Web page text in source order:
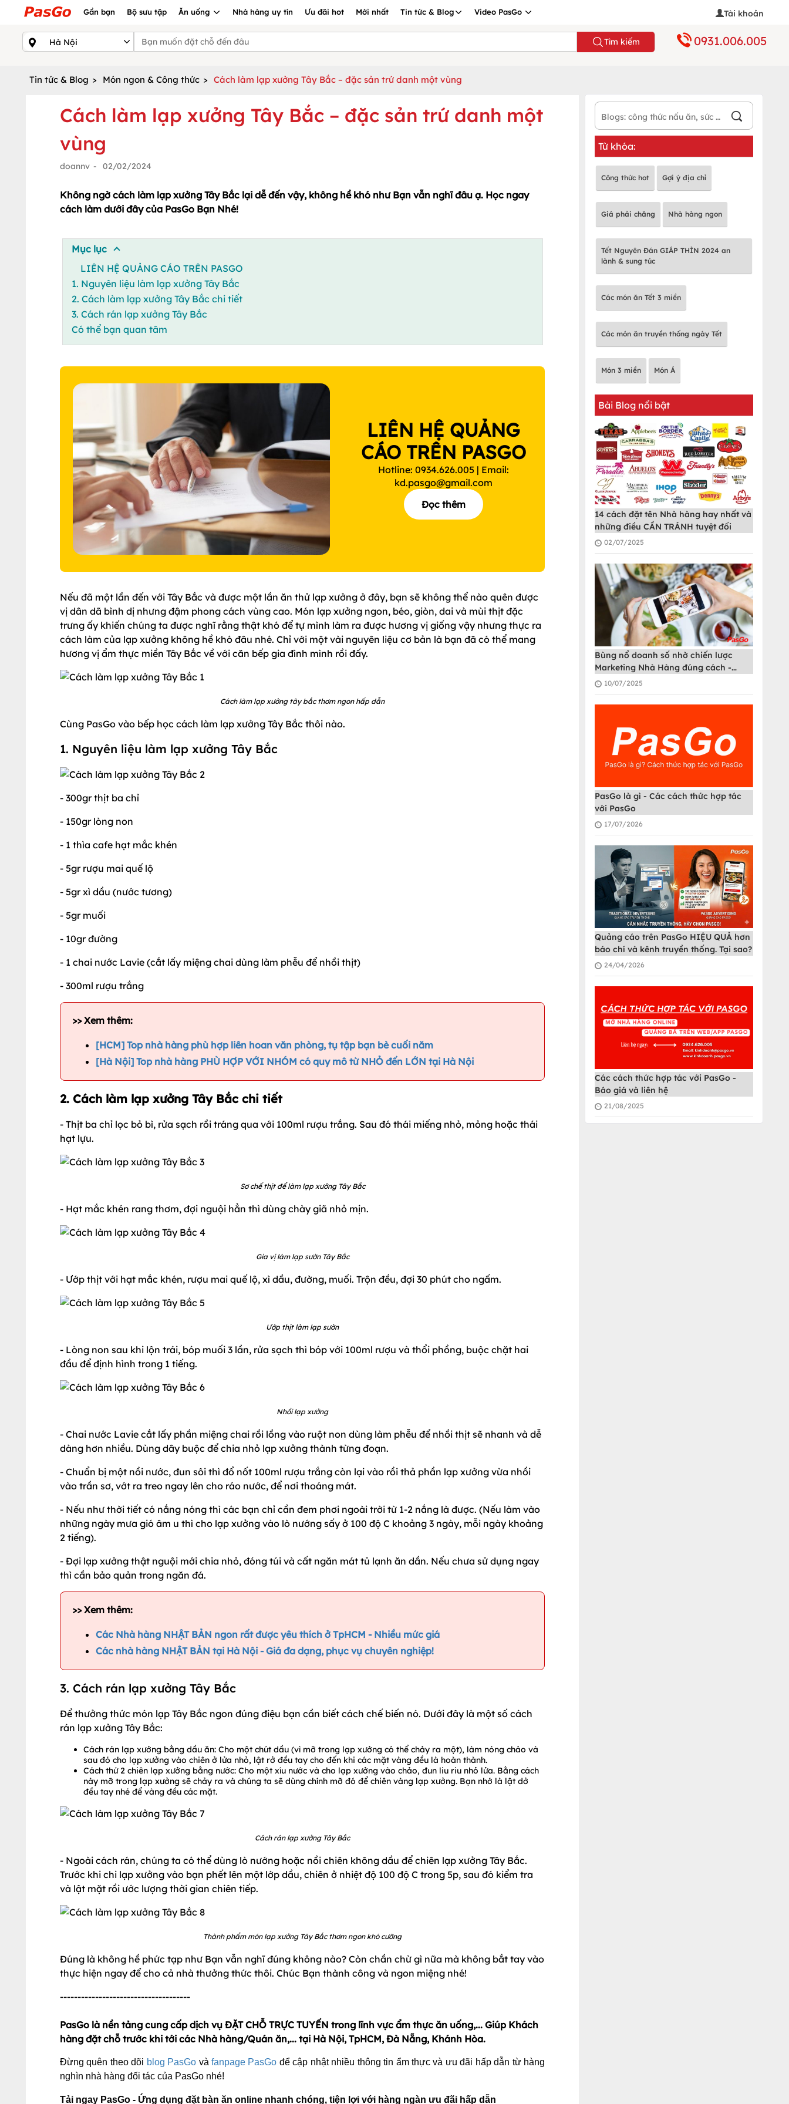
Gần bạn Bộ sưu tập Ăn uống Nhà hàng uy tín Ưu đãi hot Mới nhất Tin tức & Blog Video PasGo Tài khoản
Tìm kiếm 0931.006.005
Tin tức & Blog > Món ngon & Công thức > Cách làm lạp xưởng Tây Bắc – đặc sản trứ danh một vùng
Cách làm lạp xưởng Tây Bắc – đặc sản trứ danh một
vùng
doannv - 02/02/2024
Không ngờ cách làm lạp xưởng Tây Bắc lại dễ đến vậy, không hề khó như Bạn vẫn nghĩ đâu ạ. Học ngay
cách làm dưới đây của PasGo Bạn Nhé!
Mục lục
LIÊN HỆ QUẢNG CÁO TRÊN PASGO
1. Nguyên liệu làm lạp xưởng Tây Bắc
2. Cách làm lạp xưởng Tây Bắc chi tiết
3. Cách rán lạp xưởng Tây Bắc
Có thể bạn quan tâm
LIÊN HỆ QUẢNG
CÁO TRÊN PASGO
Hotline: 0934.626.005 | Email:
kd.pasgo@gmail.com
Đọc thêm
Nếu đã một lần đến với Tây Bắc và được một lần ăn thử lạp xưởng ở đây, bạn sẽ không thể nào quên được
vị dân dã bình dị nhưng đậm phong cách vùng cao. Món lạp xưởng ngon, béo, giòn, dai và mùi thịt đặc
trưng ấy khiến chúng ta được nghĩ rằng thật khó để tự mình làm ra được hương vị giống vậy nhưng thực ra
cách làm của lạp xưởng không hề khó đâu nhé. Chỉ với một vài nguyên liệu cơ bản là bạn đã có thể mang
hương vị ẩm thực miền Tây Bắc về với căn bếp gia đình mình rồi đấy.
Cách làm lạp xưởng tây bắc thơm ngon hấp dẫn
Cùng PasGo vào bếp học cách làm lạp xưởng Tây Bắc thôi nào.
1. Nguyên liệu làm lạp xưởng Tây Bắc
- 300gr thịt ba chỉ
- 150gr lòng non
- 1 thìa cafe hạt mắc khén
- 5gr rượu mai quế lộ
- 5gr xì dầu (nước tương)
- 5gr muối
- 10gr đường
- 1 chai nước Lavie (cắt lấy miệng chai dùng làm phễu để nhồi thịt)
- 300ml rượu trắng
>> Xem thêm:
[HCM] Top nhà hàng phù hợp liên hoan văn phòng, tụ tập bạn bè cuối năm
[Hà Nội] Top nhà hàng PHÙ HỢP VỚI NHÓM có quy mô từ NHỎ đến LỚN tại Hà Nội
2. Cách làm lạp xưởng Tây Bắc chi tiết
- Thịt ba chỉ lọc bỏ bì, rửa sạch rồi tráng qua với 100ml rượu trắng. Sau đó thái miếng nhỏ, mỏng hoặc thái
hạt lựu.
Sơ chế thịt để làm lạp xưởng Tây Bắc
- Hạt mắc khén rang thơm, đợi nguội hẳn thì dùng chày giã nhỏ mịn.
Gia vị làm lạp sườn Tây Bắc
- Ướp thịt với hạt mắc khén, rượu mai quế lộ, xì dầu, đường, muối. Trộn đều, đợi 30 phút cho ngấm.
Ướp thịt làm lạp sườn
- Lòng non sau khi lộn trái, bóp muối 3 lần, rửa sạch thì bóp với 100ml rượu và thổi phồng, buộc chặt hai
đầu để định hình trong 1 tiếng.
Nhồi lạp xưởng
- Chai nước Lavie cắt lấy phần miệng chai rồi lồng vào ruột non dùng làm phễu để nhồi thịt sẽ nhanh và dễ
dàng hơn nhiều. Dùng dây buộc để chia nhỏ lạp xưởng thành từng đoạn.
- Chuẩn bị một nồi nước, đun sôi thì đổ nốt 100ml rượu trắng còn lại vào rồi thả phần lạp xưởng vừa nhồi
vào trần sơ, vớt ra treo ngay lên cho ráo nước, để nơi thoáng mát.
- Nếu như thời tiết có nắng nóng thì các bạn chỉ cần đem phơi ngoài trời từ 1-2 nắng là được. (Nếu làm vào
những ngày mưa gió âm u thì cho lạp xưởng vào lò nướng sấy ở 100 độ C khoảng 3 ngày, mỗi ngày khoảng
2 tiếng).
- Đợi lạp xưởng thật nguội mới chia nhỏ, đóng túi và cất ngăn mát tủ lạnh ăn dần. Nếu chưa sử dụng ngay
thì cần bảo quản trong ngăn đá.
>> Xem thêm:
Các Nhà hàng NHẬT BẢN ngon rất được yêu thích ở TpHCM - Nhiều mức giá
Các nhà hàng NHẬT BẢN tại Hà Nội - Giá đa dạng, phục vụ chuyên nghiệp!
3. Cách rán lạp xưởng Tây Bắc
Để thưởng thức món lạp Tây Bắc ngon đúng điệu bạn cần biết cách chế biến nó. Dưới đây là một số cách
rán lạp xưởng Tây Bắc:
Cách rán lạp xưởng bằng dầu ăn: Cho một chút dầu (vì mỡ trong lạp xưởng có thể chảy ra một), làm nóng chảo và
sau đó cho lạp xưởng vào chiên ở lửa nhỏ, lật rở đều tay cho đến khi các mặt vàng đều là hoàn thành.
Cách thứ 2 chiên lạp xưởng bằng nước: Cho một xíu nước và cho lạp xưởng vào chảo, đun liu riu nhỏ lửa. Bằng cách
này mỡ trong lạp xưởng sẽ chảy ra và chúng ta sẽ dùng chính mỡ đó để chiên vàng lạp xưởng. Bạn nhớ là lật dở
đều tay nhé để vàng đều các mặt.
Cách rán lạp xưởng Tây Bắc
- Ngoài cách rán, chúng ta có thể dùng lò nướng hoặc nồi chiên không dầu để chiên lạp xưởng Tây Bắc.
Trước khi chi lạp xưởng vào bạn phết lên một lớp dầu, chiên ở nhiệt độ 100 độ C trong 5p, sau đó kiểm tra
và lật mặt rồi ước lượng thời gian chiên tiếp.
Thành phẩm món lạp xưởng Tây Bắc thơm ngon khó cưỡng
Đúng là không hề phức tạp như Bạn vẫn nghĩ đúng không nào? Còn chần chừ gì nữa mà không bắt tay vào
thực hiện ngay để cho cả nhà thưởng thức thôi. Chúc Bạn thành công và ngon miệng nhé!
-------------------------------------
PasGo là nền tảng cung cấp dịch vụ ĐẶT CHỖ TRỰC TUYẾN trong lĩnh vực ẩm thực ăn uống,... Giúp Khách
hàng đặt chỗ trước khi tới các Nhà hàng/Quán ăn,... tại Hà Nội, TpHCM, Đà Nẵng, Khánh Hòa.
Đừng quên theo dõi blog PasGo vàfanpage PasGo để cập nhật nhiều thông tin ẩm thực và ưu đãi hấp dẫn từ hàng
nghìn nhà hàng đối tác của PasGo nhé!
Tải ngay PasGo - Ứng dụng đặt bàn ăn online nhanh chóng, tiện lợi với hàng ngàn ưu đãi hấp dẫn
Từ khóa:
Công thức hot Gợi ý địa chỉ
Giá phải chăng Nhà hàng ngon
Tết Nguyên Đán GIÁP THÌN 2024 an
lành & sung túc
Các món ăn Tết 3 miền
Các món ăn truyền thống ngày Tết
Món 3 miền Món Á
Bài Blog nổi bật
14 cách đặt tên Nhà hàng hay nhất và
những điều CẦN TRÁNH tuyệt đối
02/07/2025
Bùng nổ doanh số nhờ chiến lược
Marketing Nhà Hàng đúng cách -
PasGo
10/07/2025
PasGo là gì - Các cách thức hợp tác
với PasGo
17/07/2026
Quảng cáo trên PasGo HIỆU QUẢ hơn
báo chí và kênh truyền thống. Tại sao?
24/04/2026
Các cách thức hợp tác với PasGo -
Báo giá và liên hệ
21/08/2025